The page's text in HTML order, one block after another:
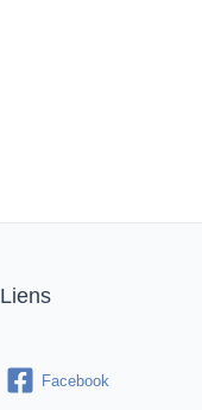
Liens
Facebook